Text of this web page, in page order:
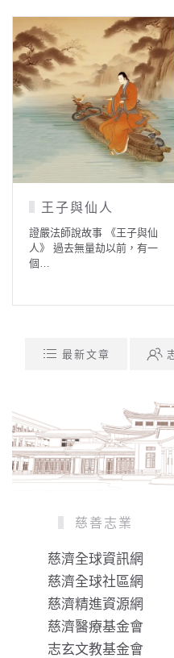
王子與仙人
證嚴法師說故事 《王子與仙
人》 過去無量劫以前，有一
個…
最新文章
慈善志業
慈濟全球資訊網
慈濟全球社區網
慈濟精進資源網
慈濟醫療基金會
志玄文教基金會